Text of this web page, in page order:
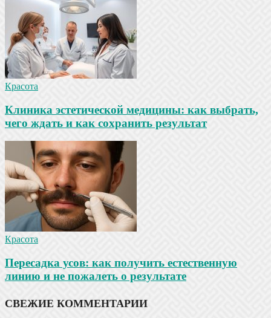
Красота
Клиника эстетической медицины: как выбрать,
чего ждать и как сохранить результат
Красота
Пересадка усов: как получить естественную
линию и не пожалеть о результате
СВЕЖИЕ КОММЕНТАРИИ